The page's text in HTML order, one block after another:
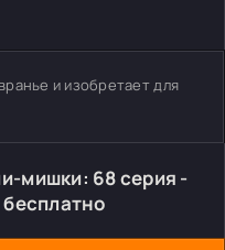
и изобретает для
мишки: 68 серия -